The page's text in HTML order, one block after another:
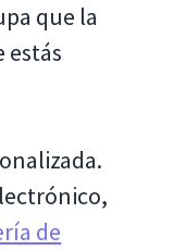
que la
estás
de